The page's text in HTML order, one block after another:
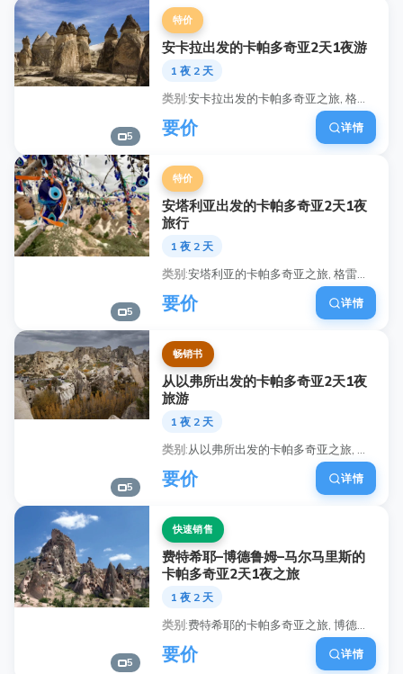
5
特价
安卡拉出发的卡帕多奇亚2天1夜游
1 夜 2 天
类别
要价 详情
5
特价
安塔利亚出发的卡帕多奇亚2天1夜
旅行
1 夜 2 天
类别
要价 详情
5
畅销书
从以弗所出发的卡帕多奇亚2天1夜
旅游
1 夜 2 天
类别
要价 详情
5
快速销售
费特希耶–博德鲁姆–马尔马里斯的
卡帕多奇亚2天1夜之旅
1 夜 2 天
类别
要价 详情